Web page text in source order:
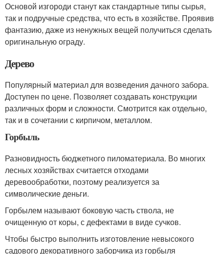
Основой изгороди станут как стандартные типы сырья,
так и подручные средства, что есть в хозяйстве. Проявив
фантазию, даже из ненужных вещей получиться сделать
оригинальную ограду.
Дерево
Популярный материал для возведения дачного забора.
Доступен по цене. Позволяет создавать конструкции
различных форм и сложности. Смотрится как отдельно,
так и в сочетании с кирпичом, металлом.
Горбыль
Разновидность бюджетного пиломатериала. Во многих
лесных хозяйствах считается отходами
деревообработки, поэтому реализуется за
символические деньги.
Горбылем называют боковую часть ствола, не
очищенную от коры, с дефектами в виде сучков.
Чтобы быстро выполнить изготовление невысокого
садового декоративного заборчика из горбыля